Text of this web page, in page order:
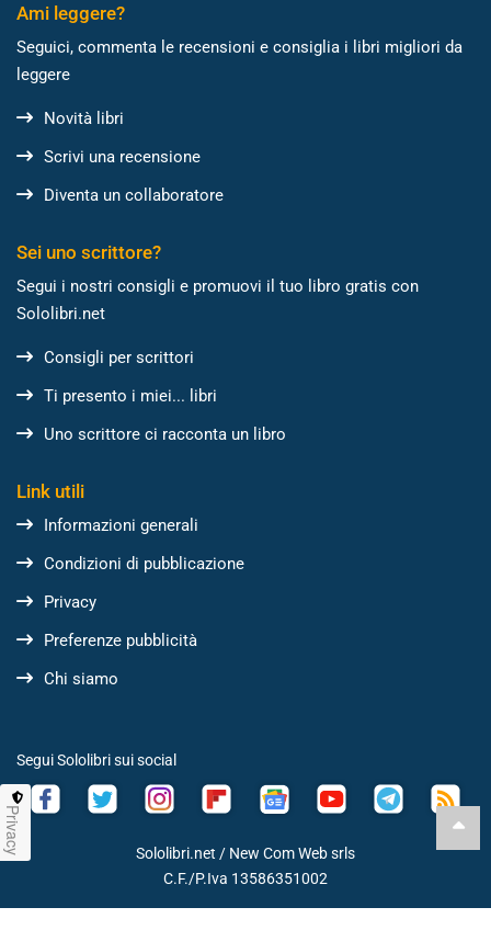
Ami leggere?
Seguici, commenta le recensioni e consiglia i libri migliori da
leggere
Novità libri
Scrivi una recensione
Diventa un collaboratore
Sei uno scrittore?
Segui i nostri consigli e promuovi il tuo libro gratis con
Sololibri.net
Consigli per scrittori
Ti presento i miei... libri
Uno scrittore ci racconta un libro
Link utili
Informazioni generali
Condizioni di pubblicazione
Privacy
Preferenze pubblicità
Chi siamo
Segui Sololibri sui social
Sololibri.net / New Com Web srls
C.F./P.Iva 13586351002
Privacy